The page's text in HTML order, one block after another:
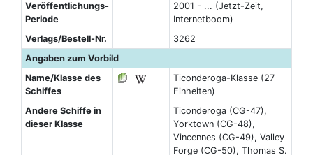
Veröffentlichungs-
Periode
2001 - ... (Jetzt-Zeit,
Internetboom)
Verlags/Bestell-Nr.
3262
Angaben zum Vorbild
Name/Klasse des
Schiffes
Ticonderoga-Klasse (27
Einheiten)
Andere Schiffe in
dieser Klasse
Ticonderoga (CG-47),
Yorktown (CG-48),
Vincennes (CG-49), Valley
Forge (CG-50), Thomas S.